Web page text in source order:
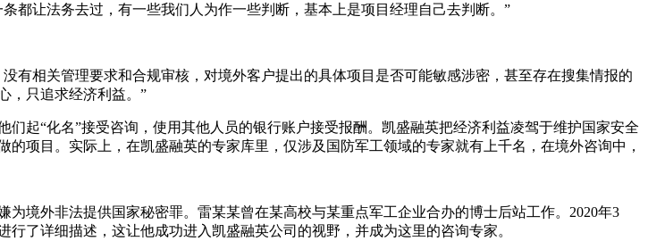
让法务去过，有一些我们人为作一些判断，基本上是项目经理自己去判断。”
相关管理要求和合规审核，对境外客户提出的具体项目是否可能敏感涉密，甚至存在搜集情报的
，只追求经济利益。”
“化名”接受咨询，使用其他人员的银行账户接受报酬。凯盛融英把经济利益凌驾于维护国家安全
项目。实际上，在凯盛融英的专家库里，仅涉及国防军工领域的专家就有上千名，在境外咨询中，
外非法提供国家秘密罪。雷某某曾在某高校与某重点军工企业合办的博士后站工作。2020年3
了详细描述，这让他成功进入凯盛融英公司的视野，并成为这里的咨询专家。